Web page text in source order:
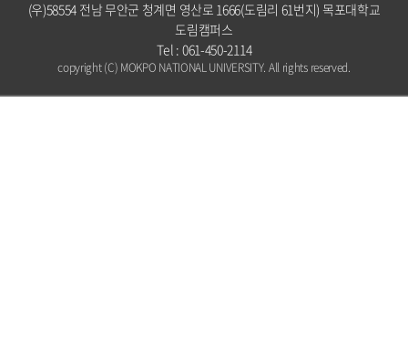
(우)58554 전남 무안군 청계면 영산로 1666(도림리 61번지) 목포대학교
도림캠퍼스
Tel : 061-450-2114
copyright (C) MOKPO NATIONAL UNIVERSITY. All rights reserved.